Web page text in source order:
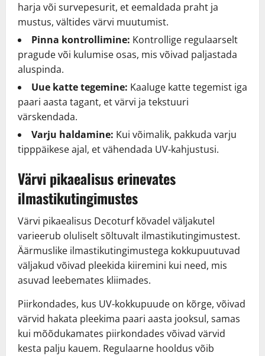
harja või survepesurit, et eemaldada praht ja
mustus, vältides värvi muutumist.
Pinna kontrollimine: Kontrollige regulaarselt
pragude või kulumise osas, mis võivad paljastada
aluspinda.
Uue katte tegemine: Kaaluge katte tegemist iga
paari aasta tagant, et värvi ja tekstuuri
värskendada.
Varju haldamine: Kui võimalik, pakkuda varju
tipppäikese ajal, et vähendada UV-kahjustusi.
Värvi pikaealisus erinevates
ilmastikutingimustes
Värvi pikaealisus Decoturf kõvadel väljakutel
varieerub oluliselt sõltuvalt ilmastikutingimustest.
Äärmuslike ilmastikutingimustega kokkupuutuvad
väljakud võivad pleekida kiiremini kui need, mis
asuvad leebemates kliimades.
Piirkondades, kus UV-kokkupuude on kõrge, võivad
värvid hakata pleekima paari aasta jooksul, samas
kui mõõdukamates piirkondades võivad värvid
kesta palju kauem. Regulaarne hooldus võib